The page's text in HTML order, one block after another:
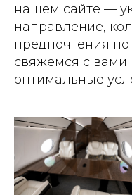
нашем сайте —
направление,
предпочтения
свяжемся с
оптимальные